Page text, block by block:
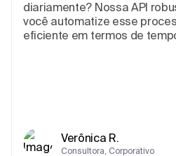
diariamente? Nossa API
você automatize esse
eficiente em termos de
Verônica R.
Consultora, Corporativo